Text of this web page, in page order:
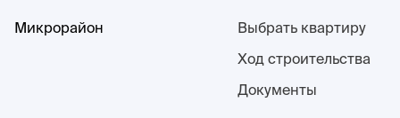
Микрорайон
Выбрать квартиру
Ход строительства
Документы